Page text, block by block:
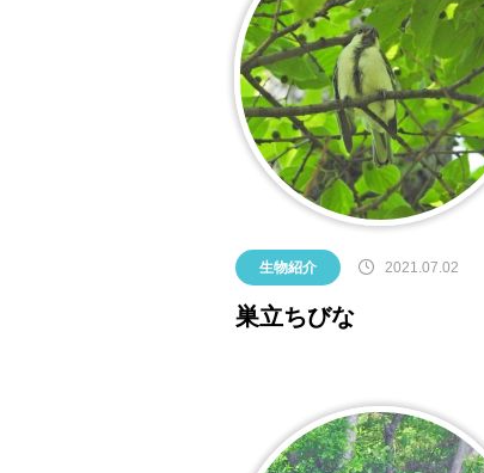
7月19日(日)開催！
【北中WOODSTOCK】
ヒメナミキ
2026.07.17
北中の春２
2026.03.19
【御礼】『北中マルシェ2025
がとうございました！
2025.10.01
＜動画＞グランマの桜空撮
2026.04.03
季節は確実に進んでいるよう
2023.03.26
生物紹介 2021.07.02
巣立ちびな